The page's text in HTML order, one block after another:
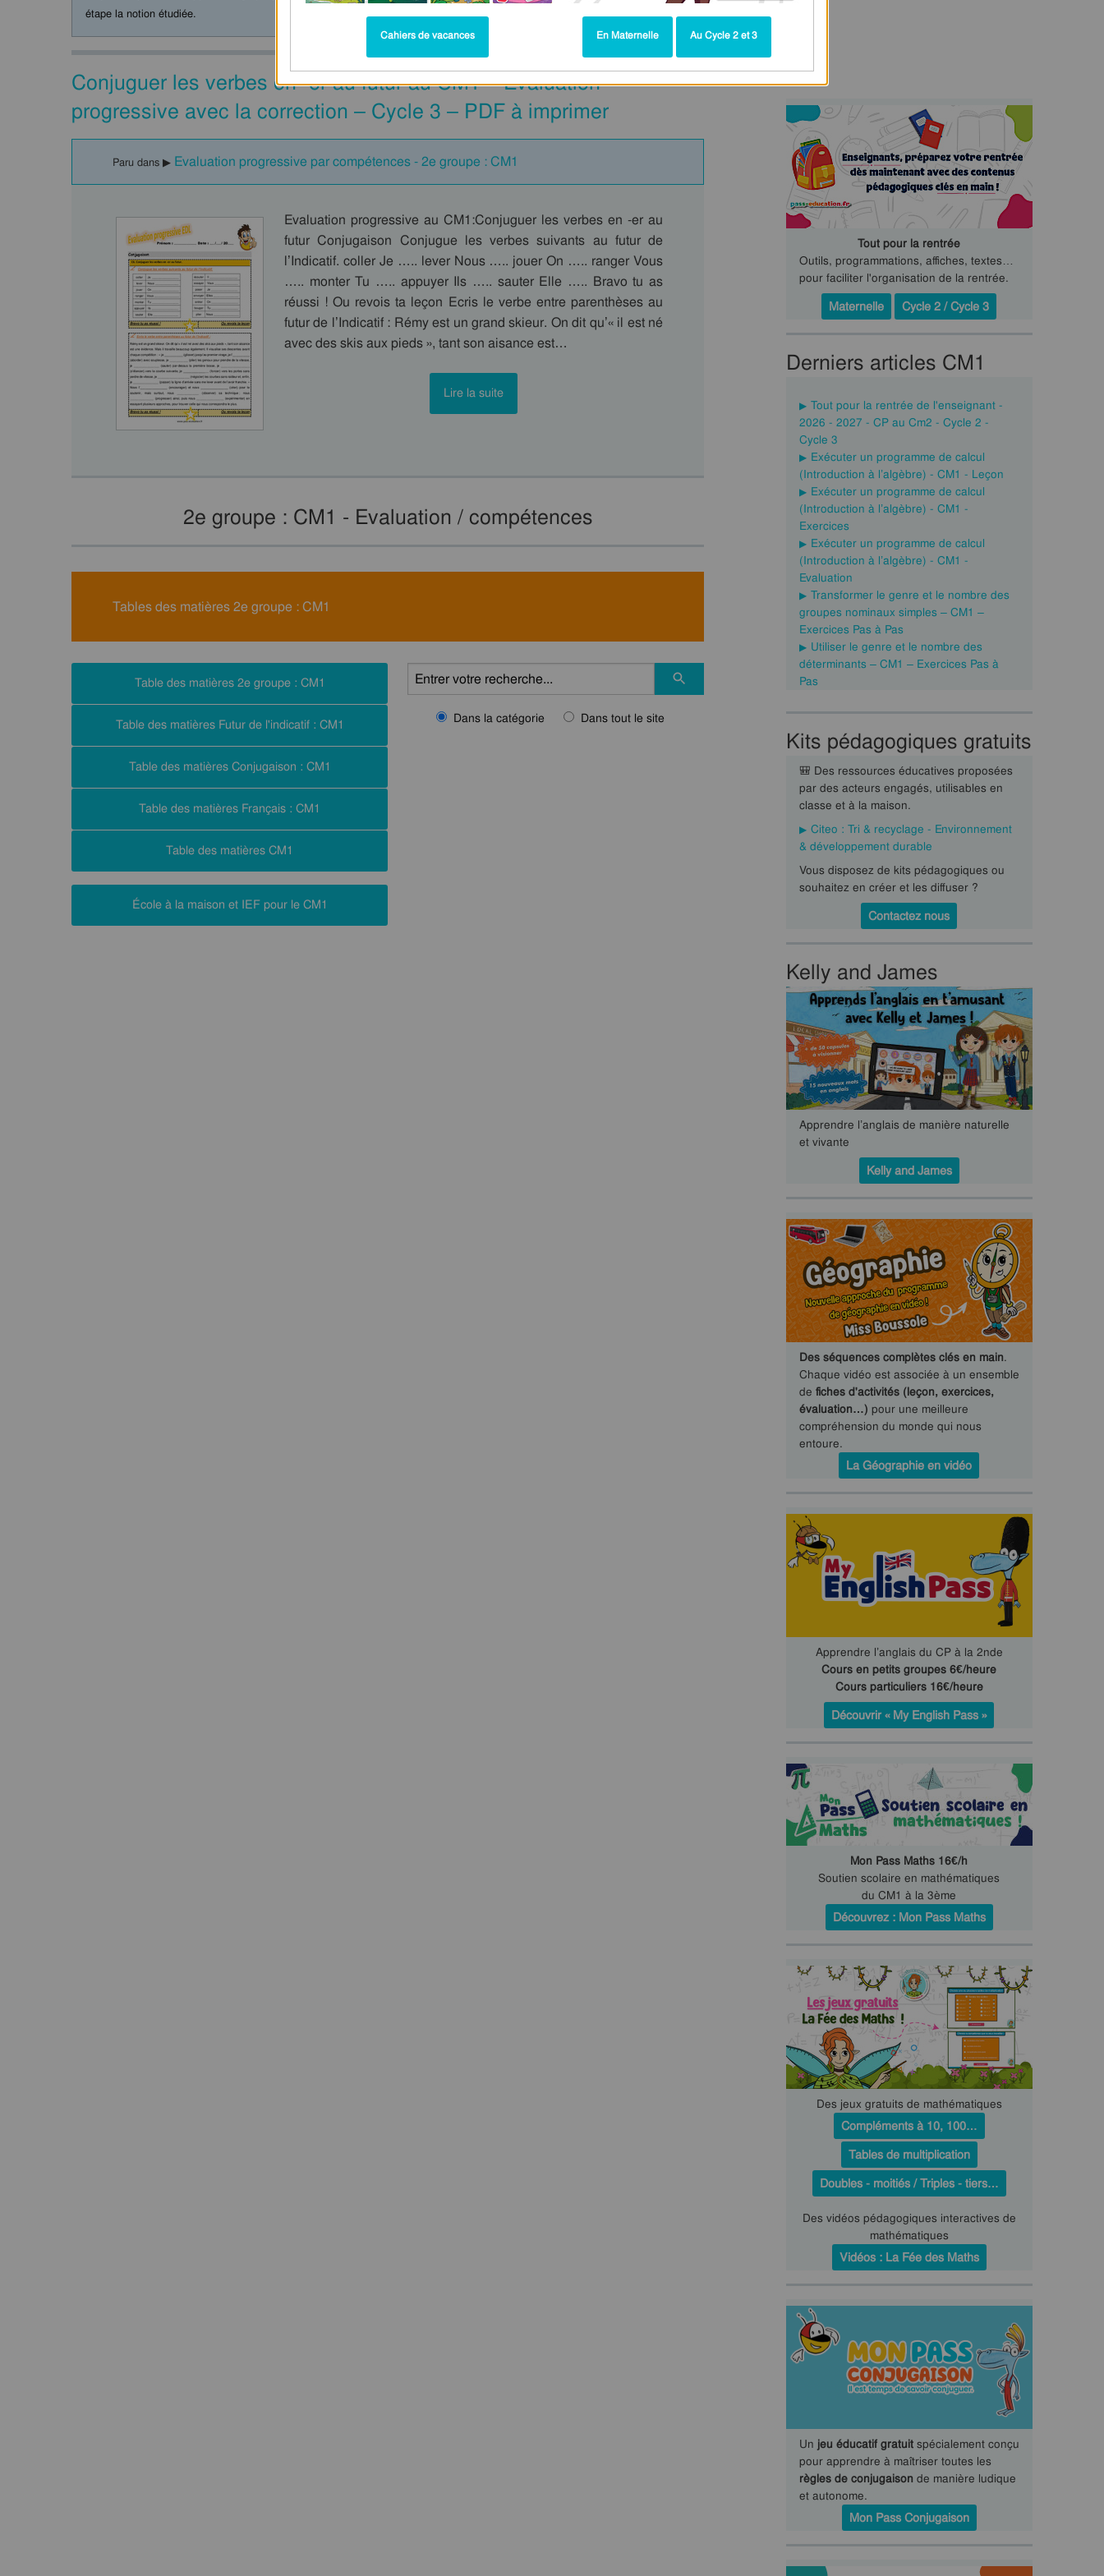
étape la notion étudiée.
Conjuguer les verbes en -er au futur au CM1 – Evaluation
progressive avec la correction – Cycle 3 – PDF à imprimer
Paru dans ▶ Evaluation progressive par compétences - 2e groupe : CM1
Evaluation progressive au CM1:Conjuguer les verbes en -er au
futur Conjugaison Conjugue les verbes suivants au futur de
l’Indicatif. coller Je ….. lever Nous ….. jouer On ….. ranger Vous
….. monter Tu ….. appuyer Ils ….. sauter Elle ….. Bravo tu as
réussi ! Ou revois ta leçon Ecris le verbe entre parenthèses au
futur de l’Indicatif : Rémy est un grand skieur. On dit qu’« il est né
avec des skis aux pieds », tant son aisance est…
Lire la suite
2e groupe : CM1 - Evaluation / compétences
Tables des matières 2e groupe : CM1
Table des matières 2e groupe : CM1
Table des matières Futur de l'indicatif : CM1
Table des matières Conjugaison : CM1
Table des matières Français : CM1
Table des matières CM1
École à la maison et IEF pour le CM1
Dans la catégorie Dans tout le site
Tout pour la rentrée
Outils, programmations, affiches, textes…
pour faciliter l'organisation de la rentrée.
Maternelle
Cycle 2 / Cycle 3
Derniers articles CM1
Tout pour la rentrée de l'enseignant -
2026 - 2027 - CP au Cm2 - Cycle 2 -
Cycle 3
Exécuter un programme de calcul
(Introduction à l’algèbre) - CM1 - Leçon
Exécuter un programme de calcul
(Introduction à l’algèbre) - CM1 -
Exercices
Exécuter un programme de calcul
(Introduction à l’algèbre) - CM1 -
Evaluation
Transformer le genre et le nombre des
groupes nominaux simples – CM1 –
Exercices Pas à Pas
Utiliser le genre et le nombre des
déterminants – CM1 – Exercices Pas à
Pas
Kits pédagogiques gratuits
🎒 Des ressources éducatives proposées
par des acteurs engagés, utilisables en
classe et à la maison.
Citeo : Tri & recyclage - Environnement
& développement durable
Vous disposez de kits pédagogiques ou
souhaitez en créer et les diffuser ?
Contactez nous
Kelly and James
Apprendre l’anglais de manière naturelle
et vivante
Kelly and James
Des séquences complètes clés en main.
Chaque vidéo est associée à un ensemble
de fiches d'activités (leçon, exercices,
évaluation…) pour une meilleure
compréhension du monde qui nous
entoure.
La Géographie en vidéo
Apprendre l’anglais du CP à la 2nde
Cours en petits groupes 6€/heure
Cours particuliers 16€/heure
Découvrir « My English Pass »
Mon Pass Maths 16€/h
Soutien scolaire en mathématiques
du CM1 à la 3ème
Découvrez : Mon Pass Maths
Des jeux gratuits de mathématiques
Compléments à 10, 100…
Tables de multiplication
Doubles - moitiés / Triples - tiers…
Des vidéos pédagogiques interactives de
mathématiques
Vidéos : La Fée des Maths
Un jeu éducatif gratuitspécialement conçu
pour apprendre à maîtriser toutes les
règles de conjugaison de manière ludique
et autonome.
Mon Pass Conjugaison
Cahiers de vacances En Maternelle Au Cycle 2 et 3